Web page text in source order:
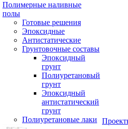
Полимерные наливные
полы
Готовые решения
Эпоксидные
Антистатические
Грунтовочные составы
Эпоксидный
грунт
Полиуретановый
грунт
Эпоксидный
антистатический
грунт
Полиуретановые лаки